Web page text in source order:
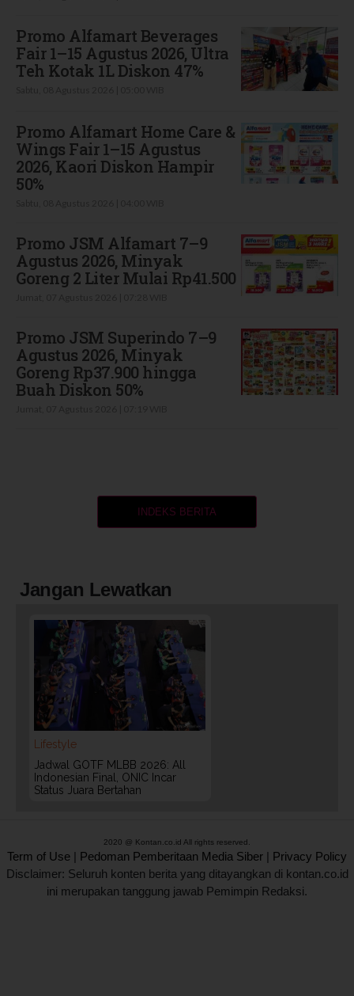
Promo Alfamart Beverages
Fair 1–15 Agustus 2026, Ultra
Teh Kotak 1L Diskon 47%
Promo Alfamart Home Care &
Wings Fair 1–15 Agustus
2026, Kaori Diskon Hampir
50%
Promo JSM Alfamart 7–9
Agustus 2026, Minyak
Goreng 2 Liter Mulai Rp41.500
Promo JSM Superindo 7–9
Agustus 2026, Minyak
Goreng Rp37.900 hingga
Buah Diskon 50%
INDEKS BERITA
Jangan Lewatkan
Lifestyle
Jadwal GOTF MLBB 2026: All
Indonesian Final, ONIC Incar
Status Juara Bertahan
2020 @ Kontan.co.id All rights reserved.
Term of Use | Pedoman Pemberitaan Media Siber | Privacy Policy
Disclaimer: Seluruh konten berita yang ditayangkan di kontan.co.id
ini merupakan tanggung jawab Pemimpin Redaksi.